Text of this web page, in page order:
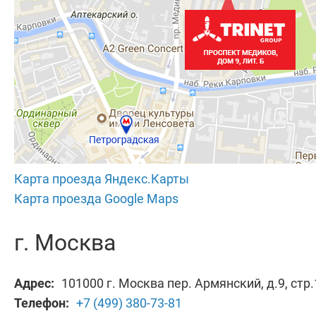
Карта проезда Яндекс.Карты
Карта проезда Google Maps
г. Москва
Адрес: 101000 г. Москва пер. Армянский, д.9,
Телефон: +7 (499) 380-73-81